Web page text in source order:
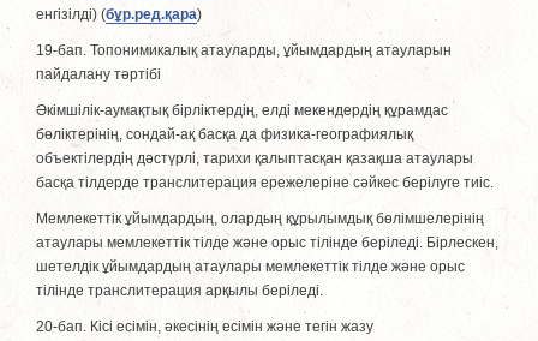
енгізiлдi) (бұр.ред.қара)
19-бап. Топонимикалық атауларды, ұйымдардың атауларын
пайдалану тәртібі
Әкімшілік-аумақтық бірліктердің, елді мекендердің құрамдас
бөліктерінің, сондай-ақ басқа да физика-географиялық
объектiлердiң дәстүрлi, тарихи қалыптасқан қазақша атаулары
басқа тiлдерде транслитерация ережелерiне сәйкес берiлуге тиiс.
Мемлекеттік ұйымдардың, олардың құрылымдық бөлiмшелерiнiң
атаулары мемлекеттік тiлде және орыс тілінде берiледi. Бiрлескен,
шетелдiк ұйымдардың атаулары мемлекеттік тiлде және орыс
тілінде транслитерация арқылы берiледi.
20-бап. Кiсi есiмiн, әкесiнiң есiмiн және тегiн жазу